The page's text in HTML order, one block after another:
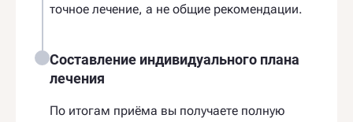
точное лечение, а не общие рекомендации.
Составление индивидуального плана
лечения
По итогам приёма вы получаете полную